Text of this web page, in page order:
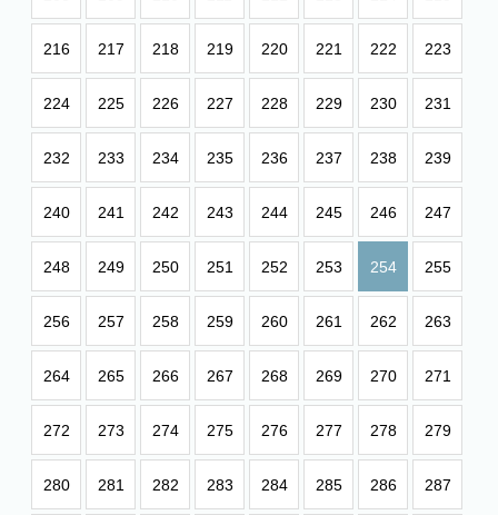
216 217 218 219 220 221 222 223
224 225 226 227 228 229 230 231
232 233 234 235 236 237 238 239
240 241 242 243 244 245 246 247
248 249 250 251 252 253 254 255
256 257 258 259 260 261 262 263
264 265 266 267 268 269 270 271
272 273 274 275 276 277 278 279
280 281 282 283 284 285 286 287